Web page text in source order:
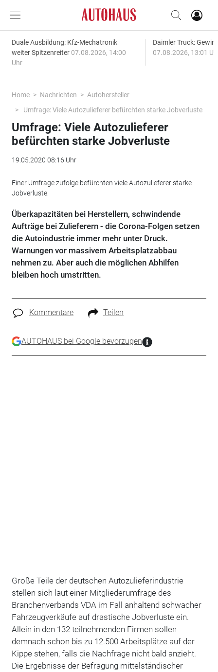
Duale Ausbildung: Kfz-Mechatronik
weiter Spitzenreiter 07.08.2026, 14:00
Uhr
Daimler Truck:
07.08.2026, 13:01
Home Nachrichten
Autohersteller
Umfrage: Viele Autozulieferer befürchten starke Jobverluste
Umfrage: Viele Autozulieferer
befürchten starke Jobverluste
19.05.2020 08:16 Uhr
Einer Umfrage zufolge befürchten viele Autozulieferer starke
Jobverluste.
Überkapazitäten bei Herstellern, schwindende
Aufträge bei Zulieferern - die Corona-Folgen setzen
die Autoindustrie immer mehr unter Druck.
Warnungen vor massivem Arbeitsplatzabbau
nehmen zu. Aber auch die möglichen Abhilfen
bleiben hoch umstritten.
Kommentare Teilen
AUTOHAUS bei Google bevorzugen
Große Teile der deutschen Autozulieferindustrie
stellen sich laut einer Mitgliederumfrage des
Branchenverbands VDA im Fall anhaltend schwacher
Fahrzeugverkäufe auf drastische Jobverluste ein.
Allein in den 132 teilnehmenden Firmen sollen
demnach schon bis zu 12.500 Arbeitsplätze auf der
Kippe stehen, falls die Nachfrage nicht bald anzieht.
Die Ergebnisse der Befragung mittelständischer